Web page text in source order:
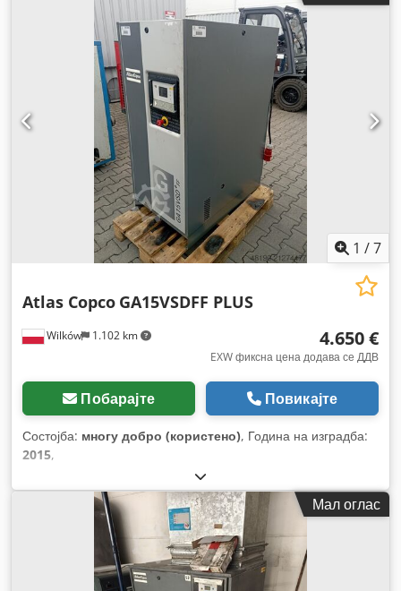
1 /7
Wilków 1.102 km
Atlas Copco GA15VSDFF PLUS
4.650 €
EXW фиксна цена додава се ДДВ
Побарајте Повикајте
Состојба: многу добро (користено), Година на изградба:
2015,
Мал оглас